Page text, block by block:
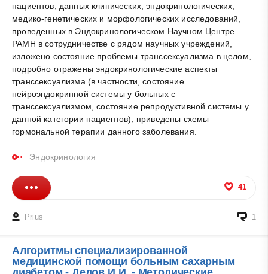
пациентов, данных клинических, эндокринологических,
медико-генетических и морфологических исследований,
проведенных в Эндокринологическом Научном Центре
РАМН в сотрудничестве с рядом научных учреждений,
изложено состояние проблемы транссексуализма в целом,
подробно отражены эндокринологические аспекты
транссексуализма (в частности, состояние
нейроэндокринной системы у больных с
транссексуализмом, состояние репродуктивной системы у
данной категории пациентов), приведены схемы
гормональной терапии данного заболевания.
Эндокринология
41
Prius 1
Алгоритмы специализированной
медицинской помощи больным сахарным